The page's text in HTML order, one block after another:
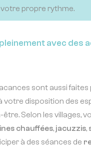
propre rythme.
avec des
sont aussi faites
votre disposition des
Selon les villages,
chauffées, jacuzzis,
à des séances de